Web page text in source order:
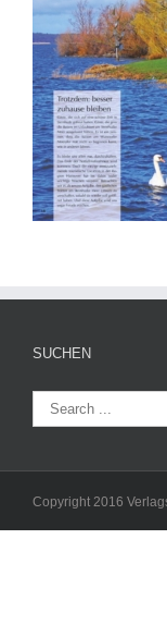
SUCHEN
Copyright 2016